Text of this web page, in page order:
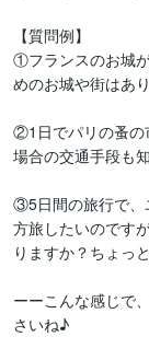
【質問例】
①フランスのお城
めのお城や街はあ
②1日でパリの蚤の
場合の交通手段も
③5日間の旅行で、
方旅したいのです
りますか？ちょっ
ーーこんな感じで
さいね♪